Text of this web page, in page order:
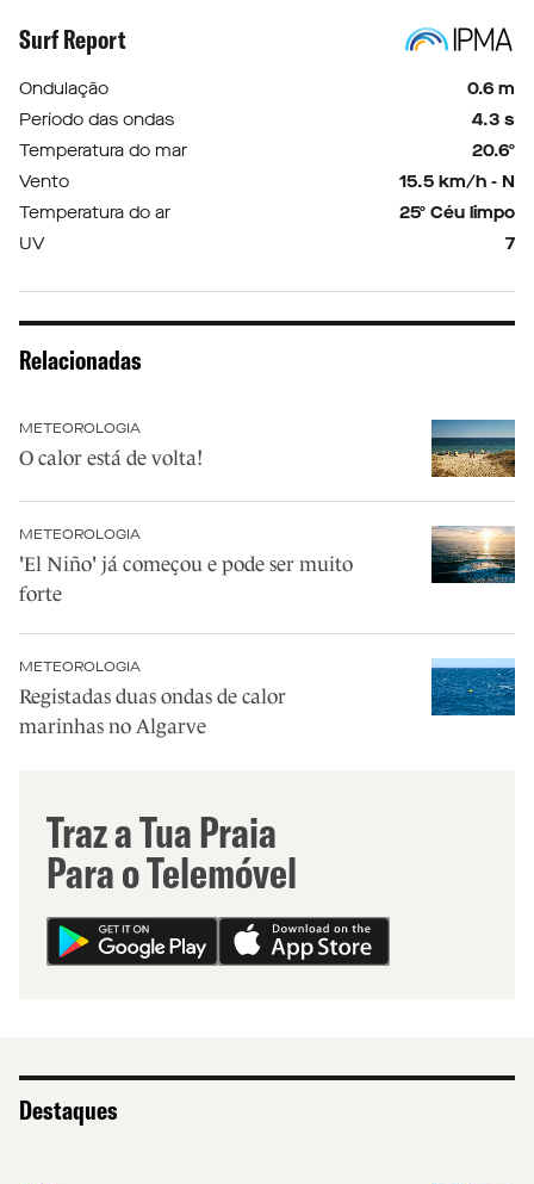
Surf Report
Ondulação
0.6 m
Período das ondas
4.3 s
Temperatura do mar
20.6º
Vento
15.5 km/h - N
Temperatura do ar
25º Céu limpo
UV
7
Relacionadas
METEOROLOGIA
O calor está de volta!
METEOROLOGIA
'El Niño' já começou e pode ser muito
forte
METEOROLOGIA
Registadas duas ondas de calor
marinhas no Algarve
Traz a Tua Praia
Para o Telemóvel
Destaques